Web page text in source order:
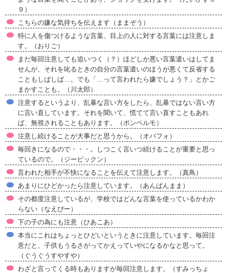
９）
こちらの嫌な気持ちを伝えます（ままぞう）
特に人を傷つけるような言葉、目上の人に対する言葉には注意しま
す。（おりご）
まだ毎回注意しても追いつく（？）ほどしか悪い言葉遣いはしてま
せんが、それを叱るときの自分の言葉遣いのほうが悪くて反省する
こともしばしば…。でも「…って言われたら嫌でしょう？」とかご
まかすことも。（川太郎）
注意するというより、乱暴な言い方をしたら、乱暴ではない言い方
に言い直しています。それを聞いて、慌てて言い直すこともあれ
ば、無視されることもあります。（ポンペルモ）
注意し続けることが大事だと思うから。（オバフォ）
毎回きになるので・・・。しつこく言いつ続けることが重要と思っ
ているので。（ジーピックン）
言われた相手が不快になることを伝えて注意します。（真鳥）
あまりにひどかったら注意しています。（あんぱんまま）
その都度注意しているが、学校ではどんな言葉を使っているかわか
らない（なえぴー）
下の子の為にも注意（ひあこあ）
本当にこれはちょっとひどいというときに注意しています。毎回注
意だと、子供もうるさがってかえっていやになるかなと思って。
（ぐうぐうすやすや）
わざと言ってくる時もありますが毎回注意します。（すみっちょ